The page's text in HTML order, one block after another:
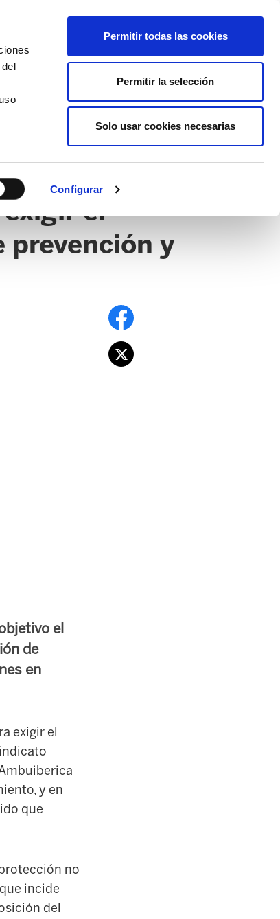
Configurar
Permitir todas las cookies
Permitir la selección
Solo usar cookies necesarias
AFÍLIATE
el
prevención y
el
de
en
exigir el
y en
que
no
incide
del